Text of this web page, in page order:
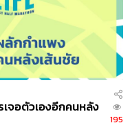
อนตัวก็ลำบาก มันต้อง
ๆ แรกๆ น้ำหนักก็ลง แต่
มีอยู่วันหนึ่งที่ไปวิ่งแล้ว
ลงทุนเหนื่อยขนาดนี้
นไก่อีกหรือ สุดท้ายมัน
ลังจากนั้นสิ่งแรกที่
งๆ ก็จะขึ้นดีมาก
จอตัวเองอีกคนหลัง
195